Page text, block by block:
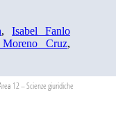
,Isabel Fanlo
Cruz,
12 – Scienze giuridiche